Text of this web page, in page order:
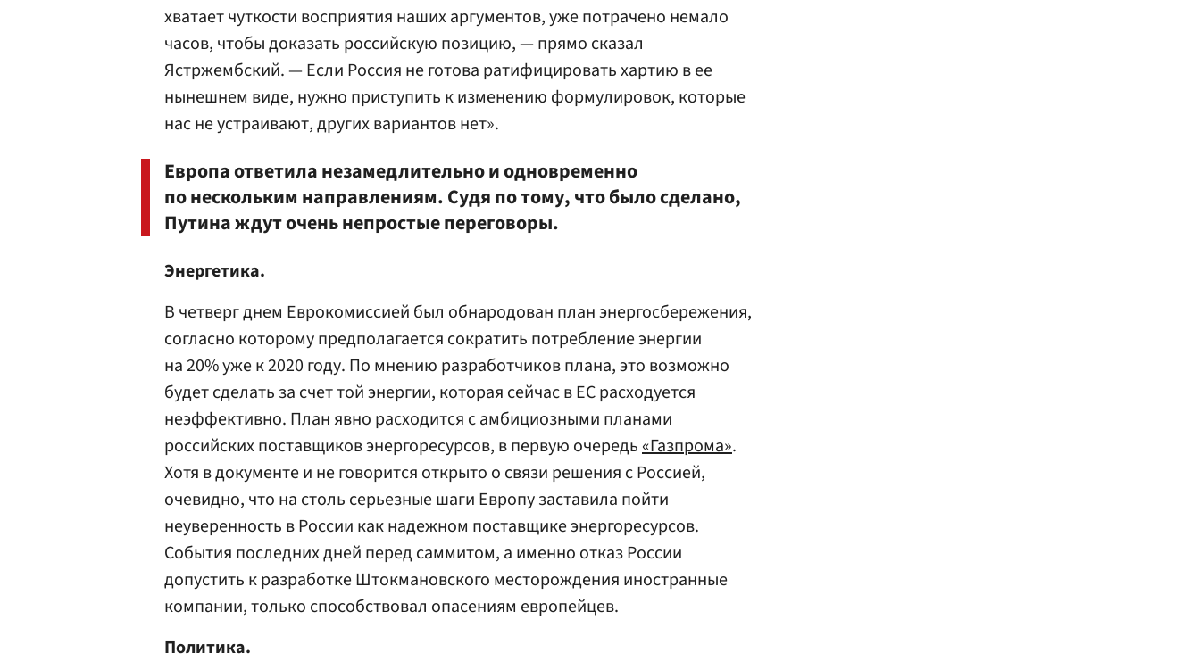
хватает чуткости восприятия наших аргументов, уже потрачено немало
часов, чтобы доказать российскую позицию, — прямо сказал
Ястржембский. — Если Россия не готова ратифицировать хартию в ее
нынешнем виде, нужно приступить к изменению формулировок, которые
нас не устраивают, других вариантов нет».
Европа ответила незамедлительно и одновременно
по нескольким направлениям. Судя по тому, что было сделано,
Путина ждут очень непростые переговоры.
Энергетика.
В четверг днем Еврокомиссией был обнародован план энергосбережения,
согласно которому предполагается сократить потребление энергии
на 20% уже к 2020 году. По мнению разработчиков плана, это возможно
будет сделать за счет той энергии, которая сейчас в ЕС расходуется
неэффективно. План явно расходится с амбициозными планами
российских поставщиков энергоресурсов, в первую очередь«Газпрома».
Хотя в документе и не говорится открыто о связи решения с Россией,
очевидно, что на столь серьезные шаги Европу заставила пойти
неуверенность в России как надежном поставщике энергоресурсов.
События последних дней перед саммитом, а именно отказ России
допустить к разработке Штокмановского месторождения иностранные
компании, только способствовал опасениям европейцев.
Политика.